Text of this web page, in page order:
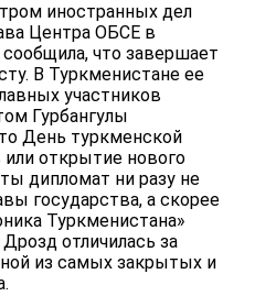
иностранных дел
Центра ОБСЕ в
что завершает
В Туркменистане ее
участников
Гурбангулы
День туркменской
открытие нового
дипломат ни разу не
государства, а скорее
Туркменистана»
отличилась за
из самых закрытых и